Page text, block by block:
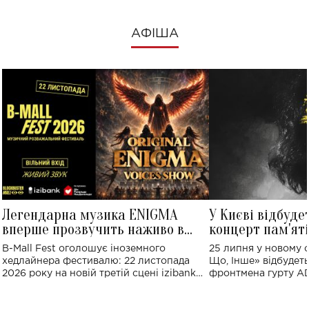
АФІША
Легендарна музика ENIGMA
вперше прозвучить наживо в
Україні: де відбудеться концерт
B-Mall Fest оголошує іноземного
хедлайнера фестивалю: 22 листопада
2026 року на новій третій сцені izibank
У Києві
концерт
Клименка:
виконають
25 липня у новому
Що, Інше»
фронтмена гурту